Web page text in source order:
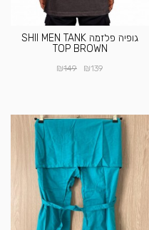
גופיה פלזמה SHII MEN TANK
TOP BROWN
₪139
₪149